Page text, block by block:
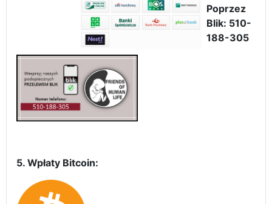
Poprzez
Blik: 510-
188-305
5. Wpłaty Bitcoin: